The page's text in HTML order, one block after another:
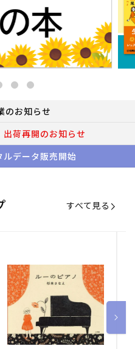
のお知らせ
出荷再開のお知らせ
ルデータ販売開始
すべて見る